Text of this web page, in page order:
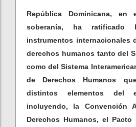
República Dominicana, en
soberanía, ha ratificado
instrumentos internacionales
derechos humanos tanto del
como del Sistema
de Derechos Humanos
distintos elementos del
incluyendo, la Convención
Derechos Humanos, el Pacto